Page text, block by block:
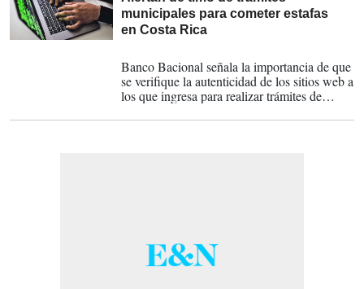
municipales para cometer estafas
en Costa Rica
Banco Bacional señala la importancia de que
se verifique la autenticidad de los sitios web a
los que ingresa para realizar trámites de